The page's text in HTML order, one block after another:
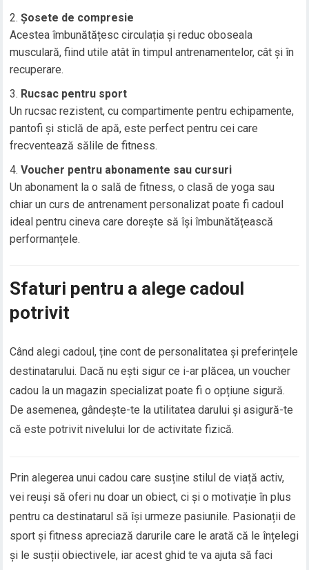
Șosete de compresie
Acestea îmbunătățesc circulația și reduc oboseala
musculară, fiind utile atât în timpul antrenamentelor, cât și în
recuperare.
Rucsac pentru sport
Un rucsac rezistent, cu compartimente pentru echipamente,
pantofi și sticlă de apă, este perfect pentru cei care
frecventează sălile de fitness.
Voucher pentru abonamente sau cursuri
Un abonament la o sală de fitness, o clasă de yoga sau
chiar un curs de antrenament personalizat poate fi cadoul
ideal pentru cineva care dorește să își îmbunătățească
performanțele.
Sfaturi pentru a alege cadoul
potrivit
Când alegi cadoul, ține cont de personalitatea și preferințele
destinatarului. Dacă nu ești sigur ce i-ar plăcea, un voucher
cadou la un magazin specializat poate fi o opțiune sigură.
De asemenea, gândește-te la utilitatea darului și asigură-te
că este potrivit nivelului lor de activitate fizică.
Prin alegerea unui cadou care susține stilul de viață activ,
vei reuși să oferi nu doar un obiect, ci și o motivație în plus
pentru ca destinatarul să își urmeze pasiunile. Pasionații de
sport și fitness apreciază darurile care le arată că le înțelegi
și le susții obiectivele, iar acest ghid te va ajuta să faci